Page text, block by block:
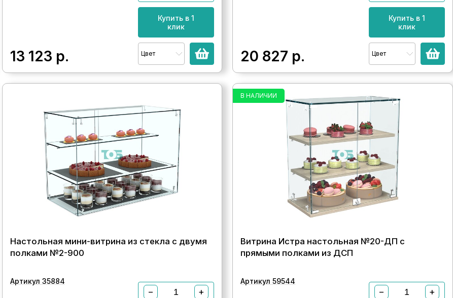
13 123 р.
Купить в 1
клик
Цвет 20 827 р.
Купить в 1
клик
Цвет
Настольная мини-витрина из стекла с двумя
полками №2-900
Артикул 35884
− +
В НАЛИЧИИ
Витрина Истра настольная №20-ДП с
прямыми полками из ДСП
Артикул 59544
− +